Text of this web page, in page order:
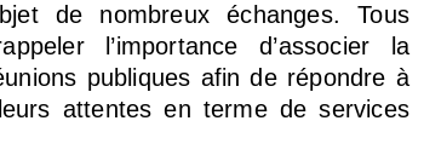
de nombreux échanges. Tous
l’importance d’associer la
publiques afin de répondre à
attentes en terme de services